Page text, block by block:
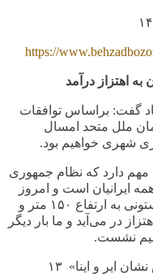
https://
اهتزاز درآمد
گفت: براساس توافقات
ملل متحد امسال
شهری خواهیم بود.
مهم دارد که نظام جمهوری
ایرانیان است و امروز
به ارتفاع ۱۵۰ متر و
در می‌آید و ما بار دیگر
نشست.
برگرفته از «تلگرام خبرگزاری خرموش نشان ایر و اینا» ۱۳